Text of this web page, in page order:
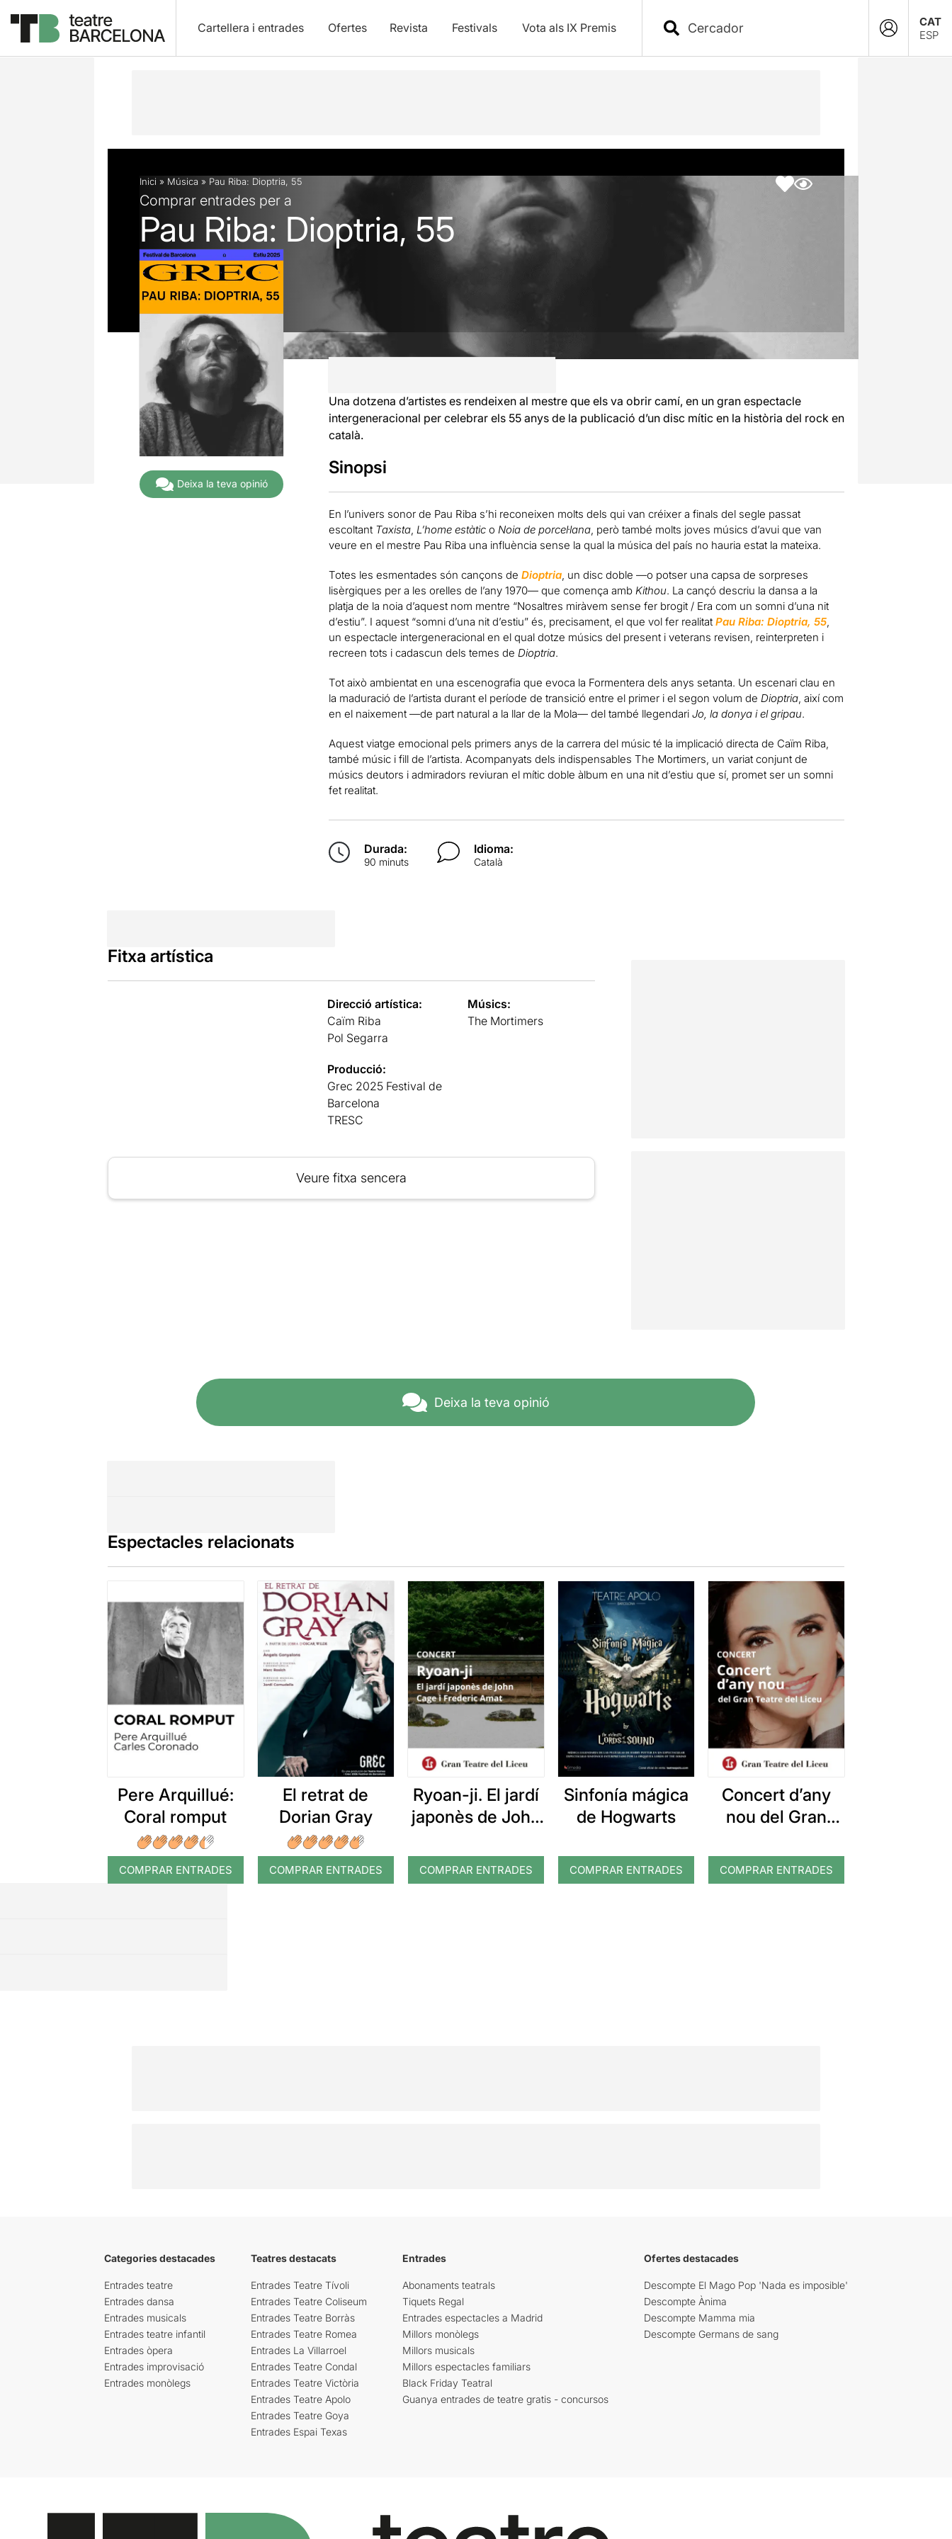
Cartellera i entrades Ofertes Revista Festivals Vota als IX Premis
CAT
ESP
Descripció Fitxa artística
Inici » Música » Pau Riba: Dioptria, 55
Comprar entrades per a
Pau Riba: Dioptria, 55
Deixa la teva opinió
Una dotzena d’artistes es rendeixen al mestre que els va obrir camí, en un gran espectacle
intergeneracional per celebrar els 55 anys de la publicació d’un disc mític en la història del rock en
català.
Sinopsi
En l’univers sonor de Pau Riba s’hi reconeixen molts dels qui van créixer a finals del segle passat
escoltant Taxista, L’home estàtico Noia de porcel·lana, però també molts joves músics d’avui que van
veure en el mestre Pau Riba una influència sense la qual la música del país no hauria estat la mateixa.
Totes les esmentades són cançons de Dioptria, un disc doble —o potser una capsa de sorpreses
lisèrgiques per a les orelles de l’any 1970— que comença amb Kithou. La cançó descriu la dansa a la
platja de la noia d’aquest nom mentre “Nosaltres miràvem sense fer brogit / Era com un somni d’una nit
d’estiu”. I aquest “somni d’una nit d’estiu” és, precisament, el que vol fer realitat Pau Riba: Dioptria, 55,
un espectacle intergeneracional en el qual dotze músics del present i veterans revisen, reinterpreten i
recreen tots i cadascun dels temes de Dioptria.
Tot això ambientat en una escenografia que evoca la Formentera dels anys setanta. Un escenari clau en
la maduració de l’artista durant el període de transició entre el primer i el segon volum de Dioptria, així com
en el naixement —de part natural a la llar de la Mola— del també llegendari Jo, la donya i el gripau.
Aquest viatge emocional pels primers anys de la carrera del músic té la implicació directa de Caïm Riba,
també músic i fill de l’artista. Acompanyats dels indispensables The Mortimers, un variat conjunt de
músics deutors i admiradors reviuran el mític doble àlbum en una nit d’estiu que sí, promet ser un somni
fet realitat.
Durada:
90 minuts
Idioma:
Català
Fitxa artística
Direcció artística:
Caïm Riba
Pol Segarra
Músics:
The Mortimers
Producció:
Grec 2025 Festival de
Barcelona
TRESC
Veure fitxa sencera
Deixa la teva opinió
Espectacles relacionats
Pere Arquillué:
Coral romput
COMPRAR ENTRADES
El retrat de
Dorian Gray
COMPRAR ENTRADES
Ryoan-ji. El jardí
japonès de John
Amat
COMPRAR ENTRADES
Sinfonía mágica
de Hogwarts
COMPRAR ENTRADES
Concert d’any
nou del Gran
COMPRAR ENTRADES
Categories destacades
Entrades teatre
Entrades dansa
Entrades musicals
Entrades teatre infantil
Entrades òpera
Entrades improvisació
Entrades monòlegs
Teatres destacats
Entrades Teatre Tívoli
Entrades Teatre Coliseum
Entrades Teatre Borràs
Entrades Teatre Romea
Entrades La Villarroel
Entrades Teatre Condal
Entrades Teatre Victòria
Entrades Teatre Apolo
Entrades Teatre Goya
Entrades Espai Texas
Entrades
Abonaments teatrals
Tiquets Regal
Entrades espectacles a Madrid
Millors monòlegs
Millors musicals
Millors espectacles familiars
Black Friday Teatral
Guanya entrades de teatre gratis - concursos
Ofertes destacades
Descompte El Mago Pop 'Nada es imposible'
Descompte Ànima
Descompte Mamma mia
Descompte Germans de sang